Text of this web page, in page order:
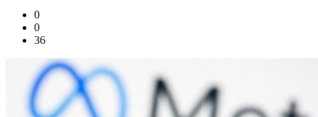
0
0
36